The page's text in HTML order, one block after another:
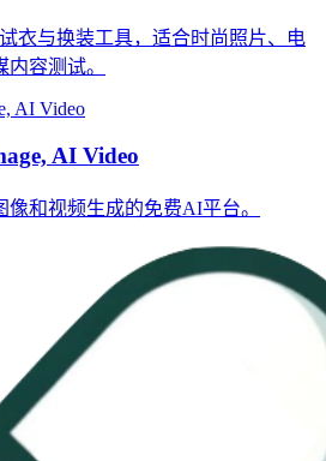
衣与换装工具，适合时尚照片、电
容测试。
AI Video
和视频生成的免费AI平台。